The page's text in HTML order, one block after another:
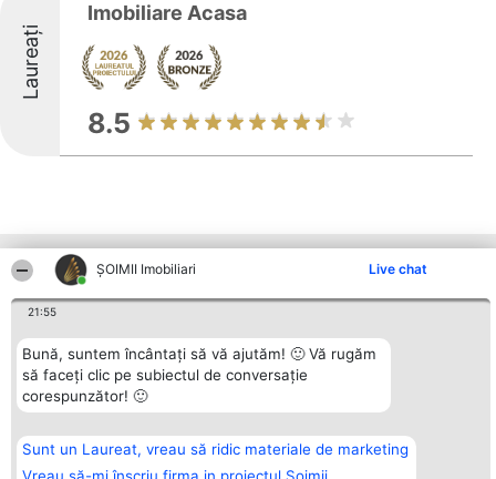
ȘOIMII Imobiliari Live chat
21:55
Bună, suntem încântați să vă ajutăm! 🙂 Vă rugăm
să faceți clic pe subiectul de conversație
corespunzător! 🙂
Sunt un Laureat, vreau să ridic materiale de marketing
Laureați
Imobiliare Acasa
8.5
Alte firme din zonă
Organizator Ranking
BRIGHT SOLUTIONS BR SRL
Aleea Timisul De Sus 2 Bl. A30
Sc. A Et. 4 Ap. 13 Cod 061952
București
tel: +40 770 990 492
Plebiscyt
Câștigătorii
Lista Tuturor
Reguli
Politica de
Contact
Contact